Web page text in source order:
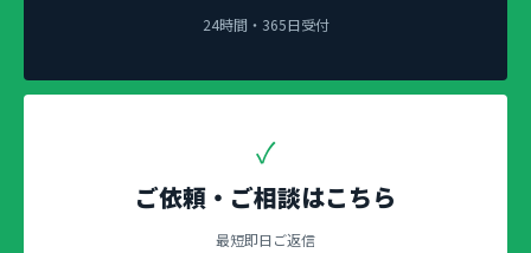
24時間・365日受付
✓
ご依頼・ご相談はこちら
最短即日ご返信